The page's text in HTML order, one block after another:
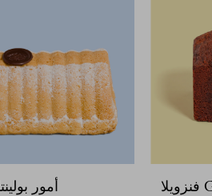
بلوم كيك شوكولاتة Gran Cuvèe فنزويلا
أمور بولينتا